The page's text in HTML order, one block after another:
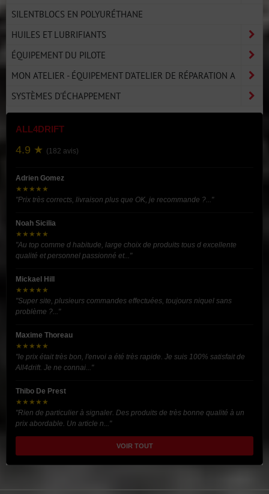
SILENTBLOCS EN POLYURÉTHANE
HUILES ET LUBRIFIANTS
ÉQUIPEMENT DU PILOTE
MON ATELIER - ÉQUIPEMENT D'ATELIER DE RÉPARATION A
SYSTÈMES D'ÉCHAPPEMENT
ALL4DRIFT
4.9 ★ (182 avis)
Adrien Gomez
★★★★★
"Prix très corrects, livraison plus que OK, je recommande ?..."
Noah Sicilia
★★★★★
"Au top comme d habitude, large choix de produits tous d excellente
qualité et personnel passionné et..."
Mickael Hill
★★★★★
"Super site, plusieurs commandes effectuées, toujours niquel sans
problème ?..."
Maxime Thoreau
★★★★★
"le prix était très bon, l'envoi a été très rapide. Je suis 100% satisfait de
All4drift. Je ne connai..."
Thibo De Prest
★★★★★
"Rien de particulier à signaler. Des produits de très bonne qualité à un
prix abordable. Un article n..."
VOIR TOUT